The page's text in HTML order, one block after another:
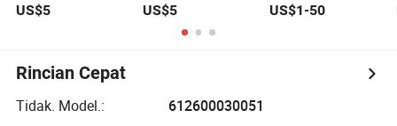
1NZ-FE/2NZ-FE
21050/13011-
21041
US$5
1GR-FE 94mm
13011-31100
US$5
MITSUBISHI
104mm
US$1-50
Rincian Cepat
Tidak. Model.:
612600030051